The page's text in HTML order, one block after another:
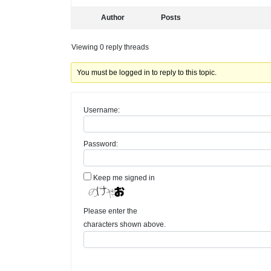
Author Posts
Viewing 0 reply threads
You must be logged in to reply to this topic.
Username:
Password:
Keep me signed in
Please enter the
characters shown above.